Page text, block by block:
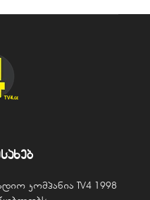
კომპანია TV4 1998